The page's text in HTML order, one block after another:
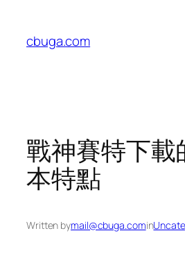
content
cbuga.com
戰神賽特下載
本特點
Written bymail@cbuga.comin